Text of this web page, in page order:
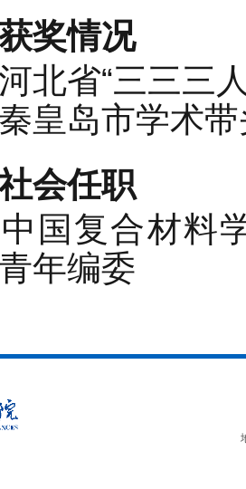
奖情况
省“三三三人
岛市学术带
会任职
复合材料学
年编委